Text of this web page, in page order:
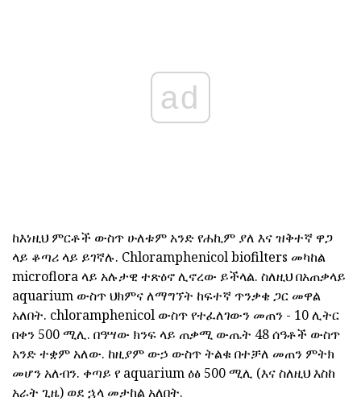
ad
ከእነዚህ ምርቶች ውስጥ ሁለቱም አንድ የሐኪም ያለ እና ዝቅተኛ ዋጋ
ላይ ቆጣሪ ላይ ይገኛሉ. Chloramphenicol biofilters መካከል
microflora ላይ አሉታዊ ተጽዕኖ ሊኖረው ይችላል. ስለዚህ በአጠቃላይ
aquarium ውስጥ ህክምና ለማግኘት ከፍተኛ ጥንቃቄ ጋር መዋል
አለበት. chloramphenicol ውስጥ የተፈለገውን መጠን - 10 ሊትር
በቀን 500 ሚሊ. በዓሣው ክንፍ ላይ ጠቃሚ ውጤት 48 ሰዓቶች ውስጥ
አንድ ተቋም አለው. ከዚያም ውኃ ውስጥ ትልቁ በተቻለ መጠን ምትክ
መሆን አለብን. ቀጣይ የ aquarium ዕፅ 500 ሚሊ (እና ስለዚህ እስከ
አራት ጊዜ) ወደ ኋላ መታከል አለበት.